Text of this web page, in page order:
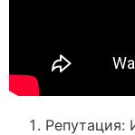
Репутация: